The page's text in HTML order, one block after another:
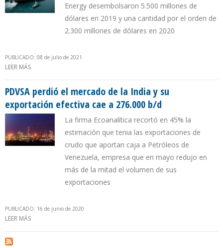
Energy desembolsaron 5.500 millones de
dólares en 2019 y una cantidad por el orden de
2.300 millones de dólares en 2020
PUBLICADO: 08 de julio de 2021
LEER MÁS
MILLONES
PDVSA perdió el mercado de la India y su
exportación efectiva cae a 276.000 b/d
La firma Ecoanalítica recortó en 45% la
estimación que tenia las exportaciones de
crudo que aportan caja a Petróleos de
Venezuela, empresa que en mayo redujo en
más de la mitad el volumen de sus
exportaciones
PUBLICADO: 16 de junio de 2020
LEER MÁS